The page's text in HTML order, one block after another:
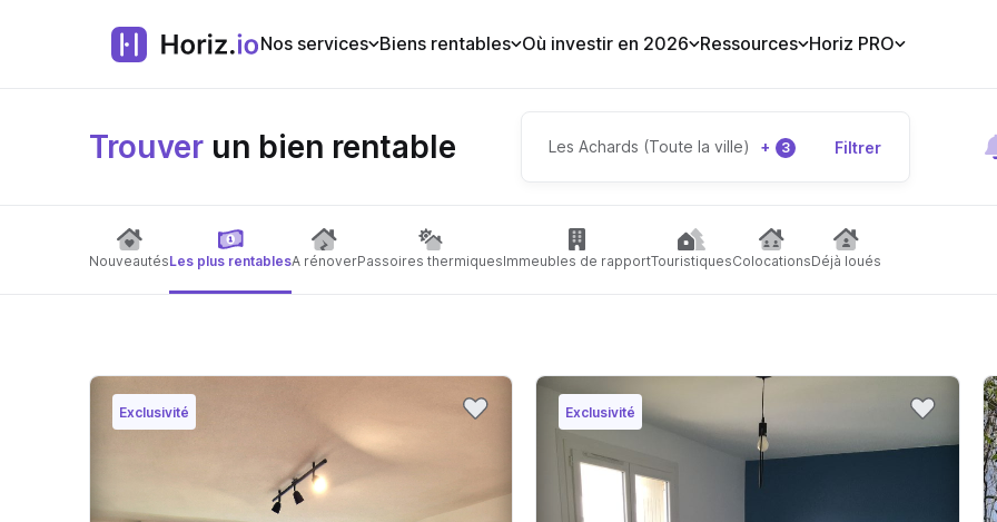
Nos services Biens rentables Où investir en 2026 Ressources Horiz PRO
Trouver un bien rentable Les Achards (Toute la ville) + 3 Filtrer
NouveautésLes plus rentablesA rénoverPassoires thermiquesImmeubles de rapportTouristiquesColocationsDéjà loués
Exclusivité Exclusivité